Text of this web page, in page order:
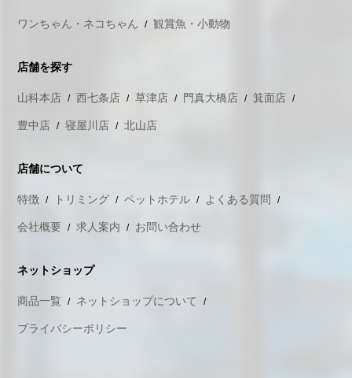
ワンちゃん・ネコちゃん 観賞魚・小動物
店舗を探す
山科本店 西七条店 草津店 門真大橋店 箕面店
豊中店 寝屋川店 北山店
店舗について
特徴 トリミング ペットホテル よくある質問
会社概要 求人案内 お問い合わせ
ネットショップ
商品一覧 ネットショップについて
プライバシーポリシー